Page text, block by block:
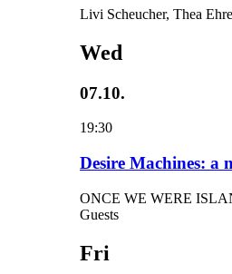
Livi Scheucher, Thea
Wed
07.10.
19:30
Desire Machines: a
ONCE WE WERE
Guests
Fri